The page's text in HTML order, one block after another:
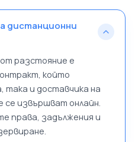
дистанционни
разстояние е
който
така и доставчика на
се извършват онлайн.
права, задължения и